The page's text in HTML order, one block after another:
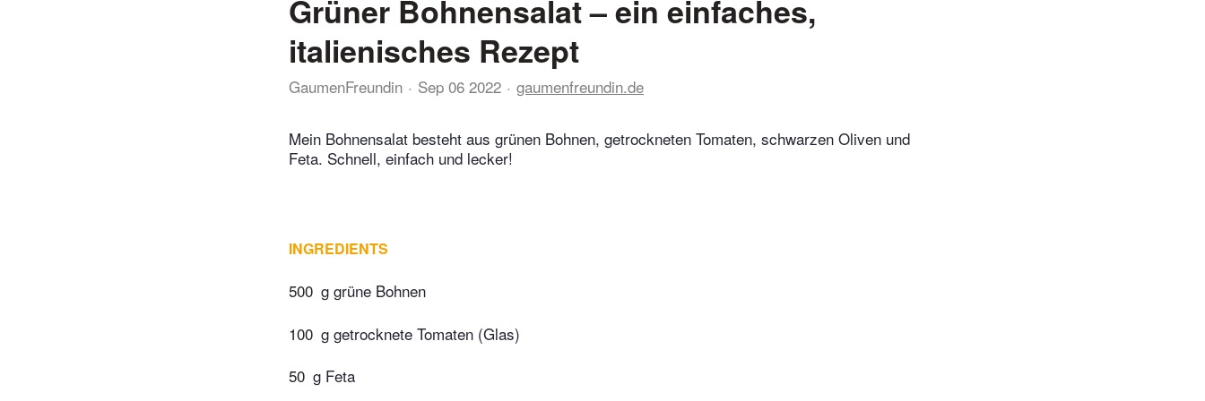
Grüner Bohnensalat – ein einfaches,
italienisches Rezept
GaumenFreundin Sep 06 2022 gaumenfreundin.de
Mein Bohnensalat besteht aus grünen Bohnen, getrockneten Tomaten, schwarzen Oliven und
Feta. Schnell, einfach und lecker!
INGREDIENTS
500 g grüne Bohnen
100 g getrocknete Tomaten (Glas)
50 g Feta